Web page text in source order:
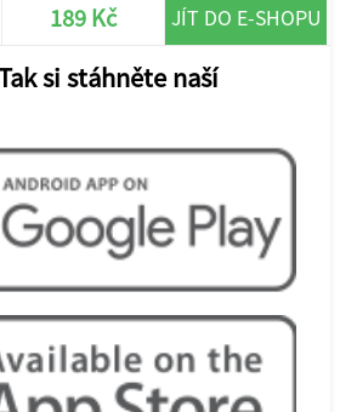
189 Kč JÍT DO E-SHOPU
si stáhněte naší